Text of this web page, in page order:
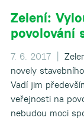
Zelení:
povolování
7. 6. 2017 |
novely
Vadí jim
veřejnosti na
nebudou moci